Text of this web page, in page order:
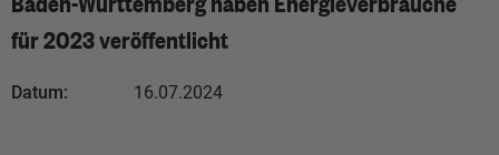
für 2023 veröffentlicht
Datum: 16.07.2024